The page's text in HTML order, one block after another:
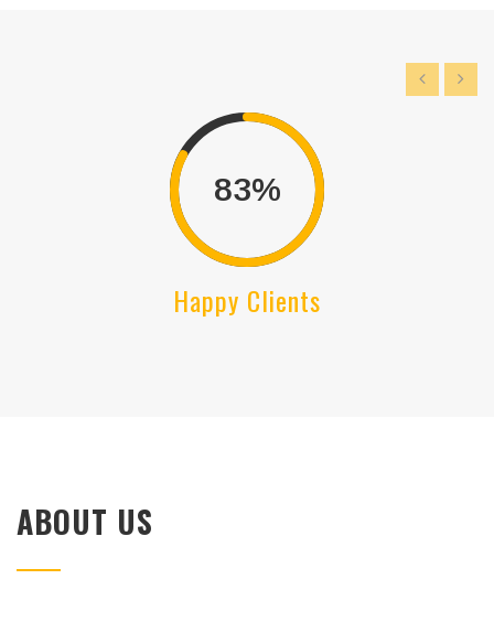
83
Happy Clients
ABOUT US